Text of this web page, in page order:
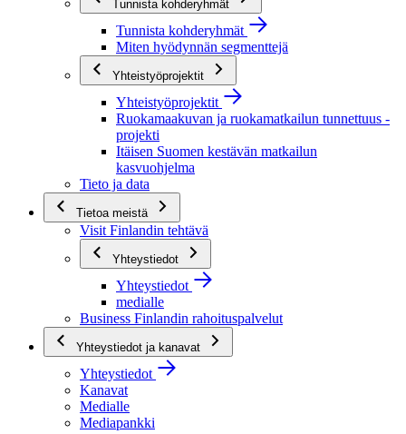
Tunnista kohderyhmät
Tunnista kohderyhmät
Miten hyödynnän segmenttejä
Yhteistyöprojektit
Yhteistyöprojektit
Ruokamaakuvan ja ruokamatkailun tunnettuus -
projekti
Itäisen Suomen kestävän matkailun
kasvuohjelma
Tieto ja data
Tietoa meistä
Visit Finlandin tehtävä
Yhteystiedot
Yhteystiedot
medialle
Business Finlandin rahoituspalvelut
Yhteystiedot ja kanavat
Yhteystiedot
Kanavat
Medialle
Mediapankki